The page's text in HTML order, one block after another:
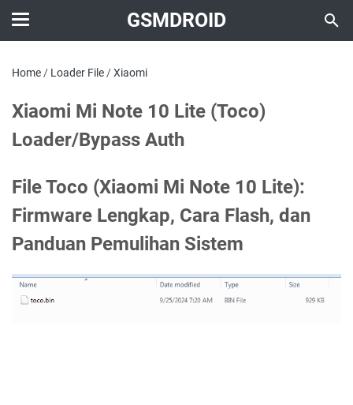
GSMDROID
Home / Loader File /Xiaomi
Xiaomi Mi Note 10 Lite (Toco)
Loader/Bypass Auth
File Toco (Xiaomi Mi Note 10 Lite):
Firmware Lengkap, Cara Flash, dan
Panduan Pemulihan Sistem